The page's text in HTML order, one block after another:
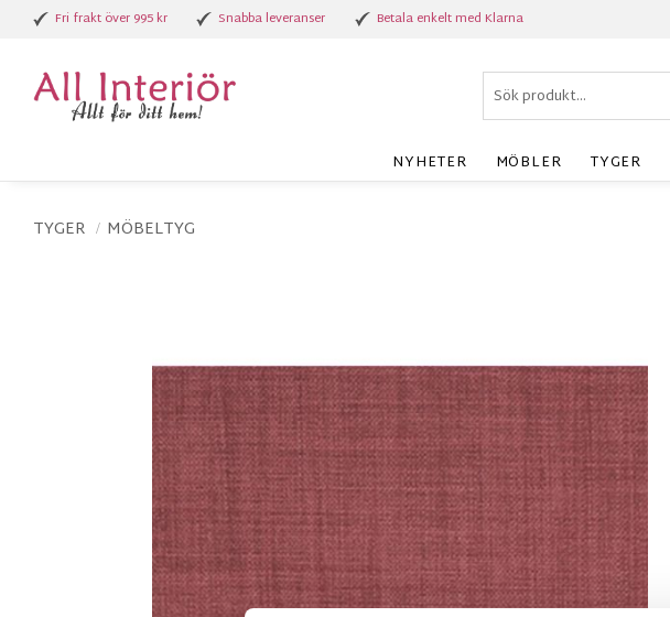
Fri frakt över 995 kr Snabba leveranser Betala enkelt med Klarna
NYHETER MÖBLER TYGER
TYGER MÖBELTYG